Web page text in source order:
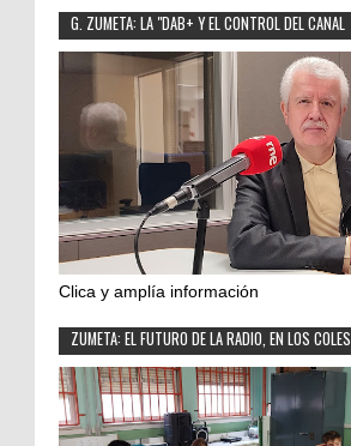
G. ZUMETA: LA "DAB+ Y EL CONTROL DEL CANAL
Clica y amplía información
ZUMETA: EL FUTURO DE LA RADIO, EN LOS COLES